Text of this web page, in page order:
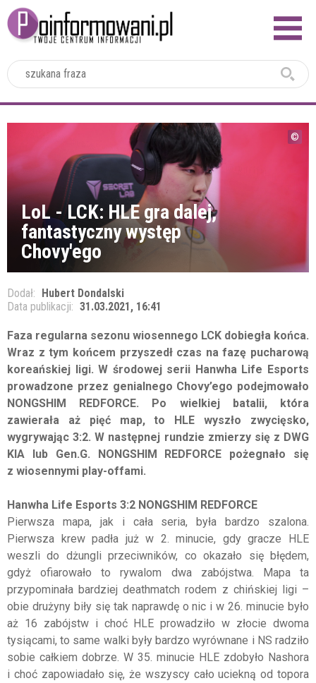
LoL - LCK: HLE gra dalej,
fantastyczny występ
Chovy'ego
Dodał: Hubert Dondalski
Data publikacji: 31.03.2021, 16:41
Faza regularna sezonu wiosennego LCK dobiegła końca.
Wraz z tym końcem przyszedł czas na fazę pucharową
koreańskiej ligi. W środowej serii Hanwha Life Esports
prowadzone przez genialnego Chovy’ego podejmowało
NONGSHIM REDFORCE. Po wielkiej batalii, która
zawierała aż pięć map, to HLE wyszło zwycięsko,
wygrywając 3:2. W następnej rundzie zmierzy się z DWG
KIA lub Gen.G. NONGSHIM REDFORCE pożegnało się
z wiosennymi play-offami.
Hanwha Life Esports 3:2 NONGSHIM REDFORCE
Pierwsza mapa, jak i cała seria, była bardzo szalona.
Pierwsza krew padła już w 2. minucie, gdy gracze HLE
weszli do dżungli przeciwników, co okazało się błędem,
gdyż ofiarowało to rywalom dwa zabójstwa. Mapa ta
przypominała bardziej deathmatch rodem z chińskiej ligi –
obie drużyny biły się tak naprawdę o nic i w 26. minucie było
aż 16 zabójstw i choć HLE prowadziło w złocie dwoma
tysiącami, to same walki były bardzo wyrównane i NS radziło
sobie całkiem dobrze. W 35. minucie HLE zdobyło Nashora
i choć zapowiadało się, że wszyscy cało uciekną od topora